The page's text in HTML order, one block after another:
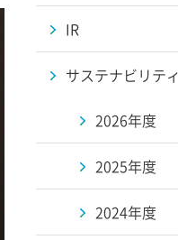
IR
サステナビリティ
2026年度
2025年度
2024年度